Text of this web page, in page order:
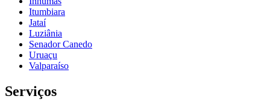
Itumbiara
Jataí
Luziânia
Senador Canedo
Uruaçu
Valparaíso
Serviços